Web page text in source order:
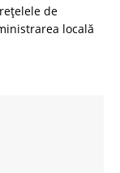
de
locală